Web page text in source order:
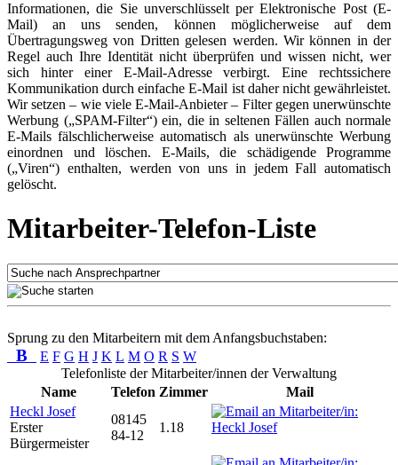
Informationen, die Sie unverschlüsselt per Elektronische Post (E-
Mail) an uns senden, können möglicherweise auf dem
Übertragungsweg von Dritten gelesen werden. Wir können in der
Regel auch Ihre Identität nicht überprüfen und wissen nicht, wer
sich hinter einer E-Mail-Adresse verbirgt. Eine rechtssichere
Kommunikation durch einfache E-Mail ist daher nicht gewährleistet.
Wir setzen – wie viele E-Mail-Anbieter – Filter gegen unerwünschte
Werbung („SPAM-Filter“) ein, die in seltenen Fällen auch normale
E-Mails fälschlicherweise automatisch als unerwünschte Werbung
einordnen und löschen. E-Mails, die schädigende Programme
(„Viren“) enthalten, werden von uns in jedem Fall automatisch
gelöscht.
Mitarbeiter-Telefon-Liste
Sprung zu den Mitarbeitern mit dem Anfangsbuchstaben:
B E F G H J K L M O R S W
Telefonliste der Mitarbeiter/innen der Verwaltung
Name
Telefon Zimmer
Mail
Heckl Josef
Erster
Bürgermeister
08145
84-12
1.18